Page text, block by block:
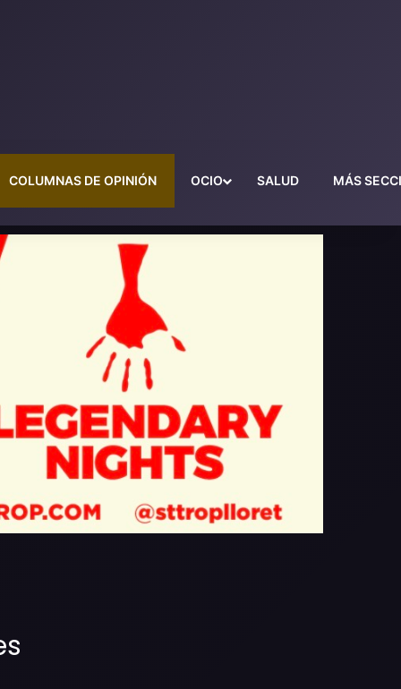
COLUMNAS DE OPINIÓN OCIO SALUD MÁS